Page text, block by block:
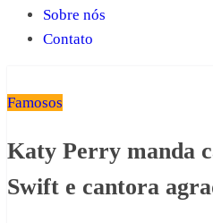
Sobre nós
Contato
Famosos
Katy Perry manda
Swift e cantora